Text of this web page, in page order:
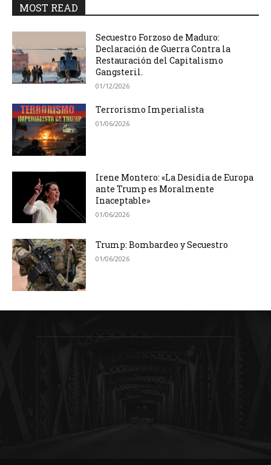
MOST READ
Secuestro Forzoso de Maduro:
Declaración de Guerra Contra la
Restauración del Capitalismo
Gangsteril.
01/12/2026
Terrorismo Imperialista
01/06/2026
Irene Montero: «La Desidia de Europa
ante Trump es Moralmente
Inaceptable»
01/06/2026
Trump: Bombardeo y Secuestro
01/06/2026